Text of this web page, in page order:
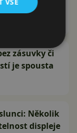
zásuvky či
je spousta
Několik
displeje